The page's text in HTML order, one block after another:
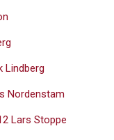
Lindberg
Nordenstam
Lars Stoppe